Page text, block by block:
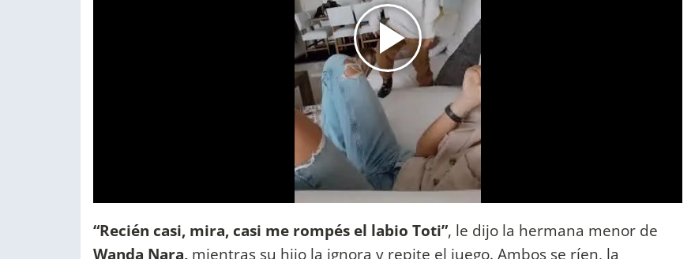
“Recién casi, mira, casi me rompés el labio Toti”, le dijo la hermana menor de
Wanda Nara, mientras su hijo la ignora y repite el juego. Ambos se ríen, la